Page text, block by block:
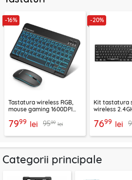
-16%
Tastatura wireless RGB,
mouse gaming 1600DPI
7999 lei 9599 lei
-20%
Kit tastatura
wireless
7699 lei
Categorii principale